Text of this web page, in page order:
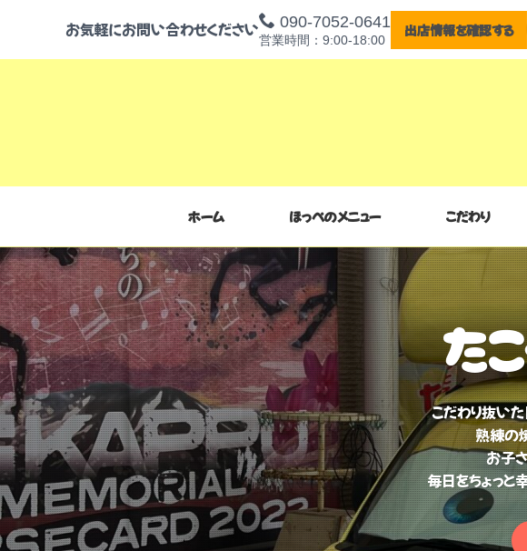
お気軽にお問い合わせください 090-7052-0641
営業時間：9:00-18:00
出店情報を確認する
ホーム ほっぺのメニュー こだわり
た
こだわり抜い
熟練の
お子
毎日をちょっと